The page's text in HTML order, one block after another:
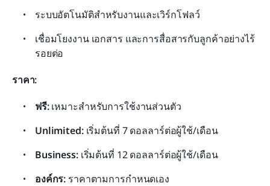
ระบบอัตโนมัติสำหรับงานและเวิร์กโฟลว์
เชื่อมโยงงาน เอกสาร และการสื่อสารกับลูกค้าอย่างไร้
รอยต่อ
ราคา:
ฟรี: เหมาะสำหรับการใช้งานส่วนตัว
Unlimited: เริ่มต้นที่ 7 ดอลลาร์ต่อผู้ใช้/เดือน
Business: เริ่มต้นที่ 12 ดอลลาร์ต่อผู้ใช้/เดือน
องค์กร: ราคาตามการกำหนดเอง